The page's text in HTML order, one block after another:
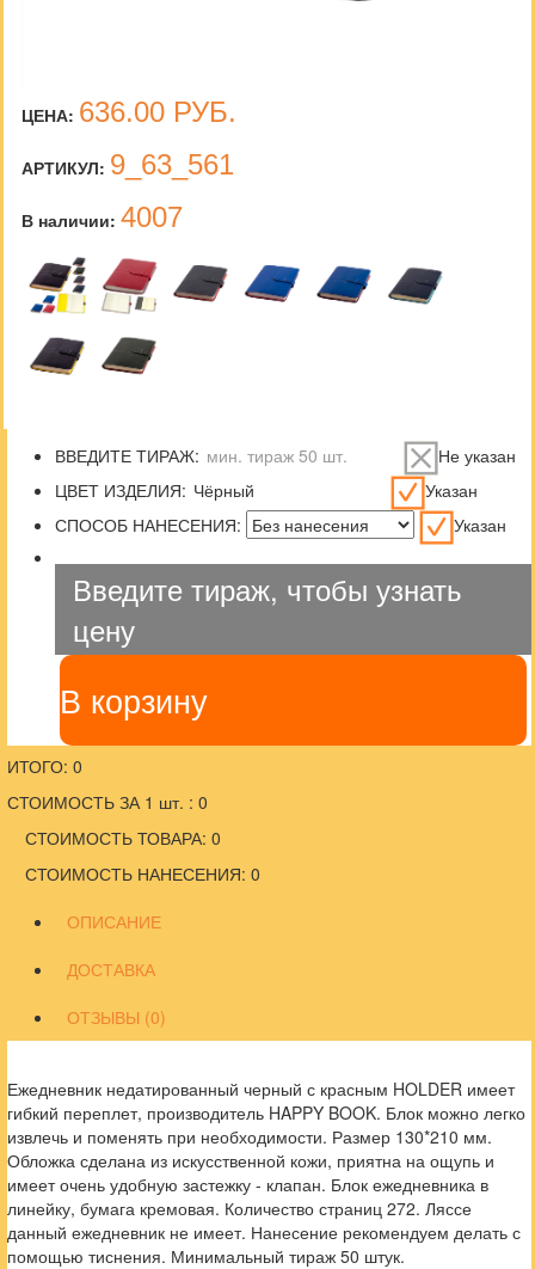
ЦЕНА: 636.00 РУБ.
АРТИКУЛ: 9_63_561
В наличии: 4007
ВВЕДИТЕ ТИРАЖ:
Не указан
ЦВЕТ ИЗДЕЛИЯ:
Указан
СПОСОБ НАНЕСЕНИЯ:
Указан
Введите тираж, чтобы узнать
цену
В корзину
ИТОГО: 0
СТОИМОСТЬ ЗА 1 шт. : 0
СТОИМОСТЬ ТОВАРА: 0
СТОИМОСТЬ НАНЕСЕНИЯ: 0
ОПИСАНИЕ
ДОСТАВКА
ОТЗЫВЫ (0)
Ежедневник недатированный черный с красным HOLDER имеет
гибкий переплет, производитель HAPPY BOOK. Блок можно легко
извлечь и поменять при необходимости. Размер 130*210 мм.
Обложка сделана из искусственной кожи, приятна на ощупь и
имеет очень удобную застежку - клапан. Блок ежедневника в
линейку, бумага кремовая. Количество страниц 272. Ляссе
данный ежедневник не имеет. Нанесение рекомендуем делать с
помощью тиснения. Минимальный тираж 50 штук.